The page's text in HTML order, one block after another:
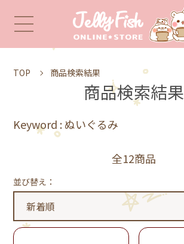
TOP 商品検索結果
商品検索結果
Keyword : ぬいぐるみ
全12商品
並び替え：